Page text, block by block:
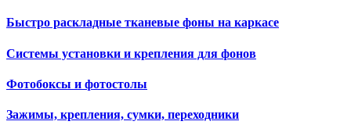
Быстро раскладные тканевые фоны на каркасе
Системы установки и крепления для фонов
Фотобоксы и фотостолы
Зажимы, крепления, сумки, переходники